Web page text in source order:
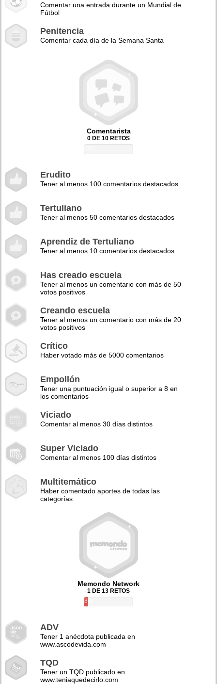
Comentar una entrada durante un Mundial de
Fútbol
Penitencia
Comentar cada día de la Semana Santa
Comentarista
0 DE 10 RETOS
Erudito
Tener al menos 100 comentarios destacados
Tertuliano
Tener al menos 50 comentarios destacados
Aprendiz de Tertuliano
Tener al menos 10 comentarios destacados
Has creado escuela
Tener al menos un comentario con más de 50
votos positivos
Creando escuela
Tener al menos un comentario con más de 20
votos positivos
Crítico
Haber votado más de 5000 comentarios
Empollón
Tener una puntuación igual o superior a 8 en
los comentarios
Viciado
Comentar al menos 30 días distintos
Super Viciado
Comentar al menos 100 días distintos
Multitemático
Haber comentado aportes de todas las
categorías
Memondo Network
1 DE 13 RETOS
8%
ADV
Tener 1 anécdota publicada en
www.ascodevida.com
TQD
Tener un TQD publicado en
www.teniaquedecirlo.com